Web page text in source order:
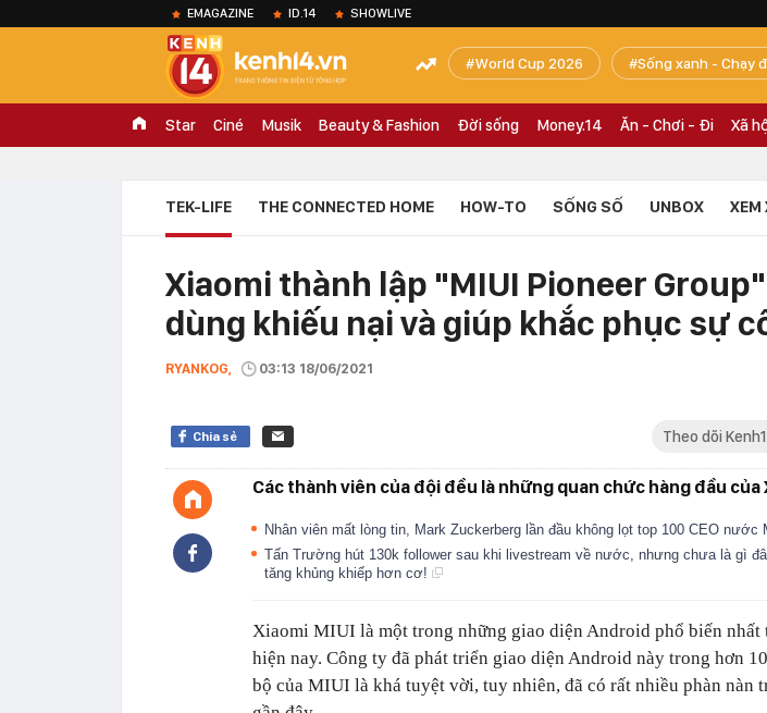
EMAGAZINE ID.14 SHOWLIVE
World Cup 2026 Sống xanh - Chạy
Star Ciné Musik Beauty & Fashion Đời sống Money.14 Ăn - Chơi - Đi Xã
TEK-LIFE THE CONNECTED HOME HOW-TO SỐNG SỐ UNBOX XEM
Xiaomi thành lập "MIUI Pioneer
dùng khiếu nại và giúp khắc phục sự
RYANKOG, 03:13 18/06/2021
Chia sẻ Theo dõi
Các thành viên của đội đều là những quan chức hàng đầu của
Nhân viên mất lòng tin, Mark Zuckerberg lần đầu không lọt top 100 CEO nước
Tấn Trường hút 130k follower sau khi livestream về nước, nhưng chưa là gì
tăng khủng khiếp hơn cơ!
Xiaomi MIUI là một trong những giao diện Android phổ biến nhất
hiện nay. Công ty đã phát triển giao diện Android này trong hơn
bộ của MIUI là khá tuyệt vời, tuy nhiên, đã có rất nhiều phàn nàn